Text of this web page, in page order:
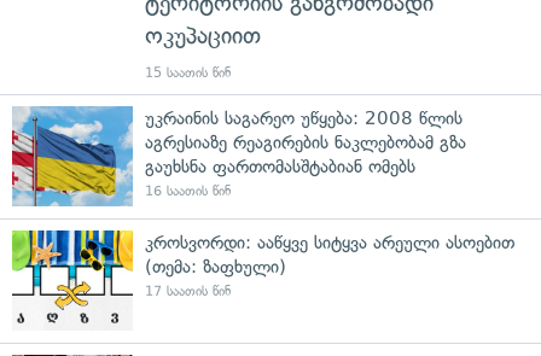
ოკუპაციით
15 საათის წინ
უკრაინის საგარეო უწყება: 2008 წლის
აგრესიაზე რეაგირების ნაკლებობამ გზა
გაუხსნა ფართომასშტაბიან ომებს
16 საათის წინ
კროსვორდი: ააწყვე სიტყვა არეული ასოებით
(თემა: ზაფხული)
17 საათის წინ